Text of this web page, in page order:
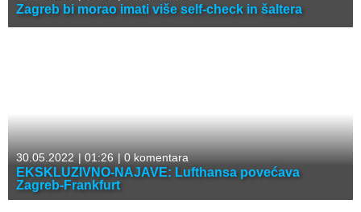
Zagreb bi morao imati više self-check in šaltera
30.05.2022 |01:26 |0 komentara
EKSKLUZIVNO-NAJAVE: Lufthansa povećava
Zagreb-Frankfurt